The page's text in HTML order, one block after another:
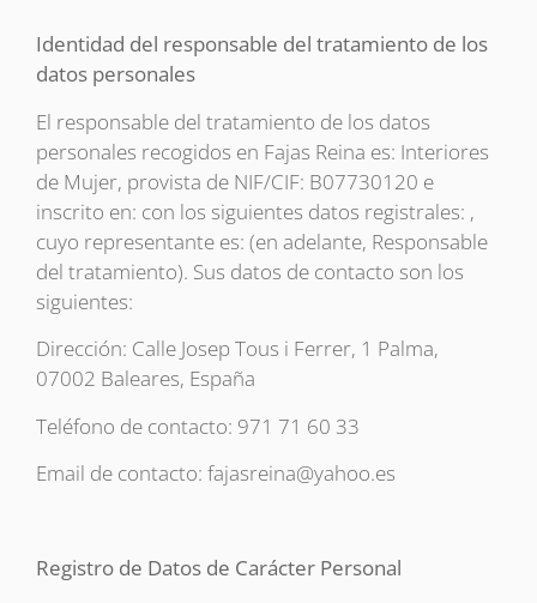
Identidad del responsable del tratamiento de los
datos personales
El responsable del tratamiento de los datos
personales recogidos en Fajas Reina es: Interiores
de Mujer, provista de NIF/CIF: B07730120 e
inscrito en: con los siguientes datos registrales: ,
cuyo representante es: (en adelante, Responsable
del tratamiento). Sus datos de contacto son los
siguientes:
Dirección: Calle Josep Tous i Ferrer, 1 Palma,
07002 Baleares, España
Teléfono de contacto: 971 71 60 33
Email de contacto: fajasreina@yahoo.es
Registro de Datos de Carácter Personal